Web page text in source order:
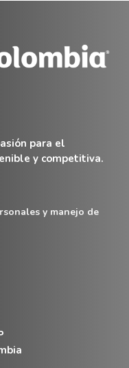
para el
y competitiva.
y manejo de